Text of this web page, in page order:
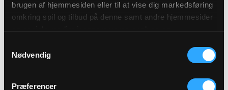
brugen af hjemmesiden eller til at vise dig markedsføring
omkring spil og tilbud på denne samt andre hjemmesider
af cookies under "Detaljer" eller ved at klikke videre til
vores Cookiepolitik, som du finder i bunden af vores
Nødvendig
Præferencer